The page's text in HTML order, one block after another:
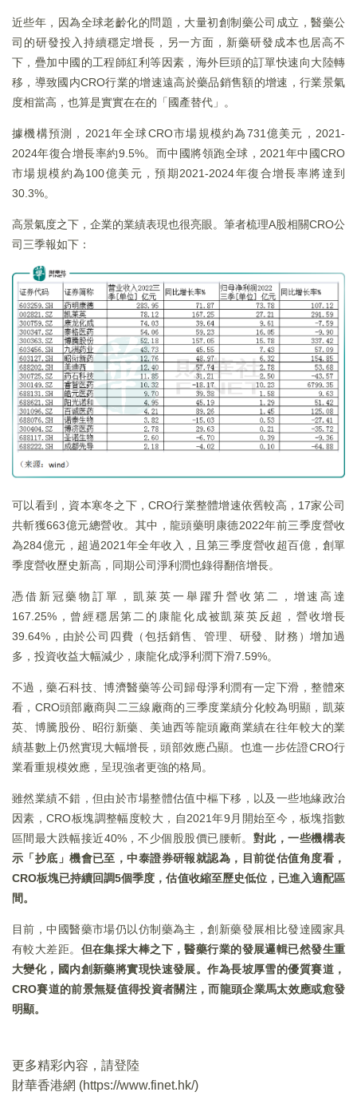
近些年，因為全球老齡化的問題，大量初創制藥公司成立，醫藥公
司的研發投入持續穩定增長，另一方面，新藥研發成本也居高不
下，疊加中國的工程師紅利等因素，海外巨頭的訂單快速向大陸轉
移，導致國内CRO行業的增速遠高於藥品銷售額的增速，行業景氣
度相當高，也算是實實在在的「國產替代」。
據機構預測，2021年全球CRO市場規模約為731億美元，2021-
2024年復合增長率約9.5%。而中國將領跑全球，2021年中國CRO
市場規模約為100億美元，預期2021-2024年復合增長率將達到
30.3%。
高景氣度之下，企業的業績表現也很亮眼。筆者梳理A股相關CRO公
司三季報如下：
可以看到，資本寒冬之下，CRO行業整體增速依舊較高，17家公司
共斬獲663億元總營收。其中，龍頭藥明康德2022年前三季度營收
為284億元，超過2021年全年收入，且第三季度營收超百億，創單
季度營收歷史新高，同期公司淨利潤也錄得翻倍增長。
憑借新冠藥物訂單，凱萊英一舉躍升營收第二，增速高達
167.25%，曾經穩居第二的康龍化成被凱萊英反超，營收增長
39.64%，由於公司四費（包括銷售、管理、研發、財務）增加過
多，投資收益大幅減少，康龍化成淨利潤下滑7.59%。
不過，藥石科技、博濟醫藥等公司歸母淨利潤有一定下滑，整體來
看，CRO頭部廠商與二三線廠商的三季度業績分化較為明顯，凱萊
英、博騰股份、昭衍新藥、美迪西等龍頭廠商業績在往年較大的業
績基數上仍然實現大幅增長，頭部效應凸顯。也進一步佐證CRO行
業看重規模效應，呈現強者更強的格局。
雖然業績不錯，但由於市場整體估值中樞下移，以及一些地緣政治
因素，CRO板塊調整幅度較大，自2021年9月開始至今，板塊指數
區間最大跌幅接近40%，不少個股股價已腰斬。 對此，一些機構表
示「抄底」機會已至，中泰證券研報就認為，目前從估值角度看，
CRO板塊已持續回調5個季度，估值收縮至歷史低位，已進入適配區
間。
目前，中國醫藥市場仍以仿制藥為主，創新藥發展相比發達國家具
有較大差距。 但在集採大棒之下，醫藥行業的發展邏輯已然發生重
大變化，國内創新藥將實現快速發展。作為長坡厚雪的優質賽道，
CRO賽道的前景無疑值得投資者關注，而龍頭企業馬太效應或愈發
明顯。
更多精彩內容，請登陸
財華香港網 (https://www.finet.hk/)